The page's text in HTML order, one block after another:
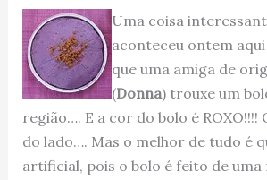
Uma coisa
aconteceu ontem
que uma amiga de
(Donna) trouxe um
região…. E a cor do bolo é ROXO!!!!
do lado…. Mas o melhor de tudo é
artificial, pois o bolo é feito de uma